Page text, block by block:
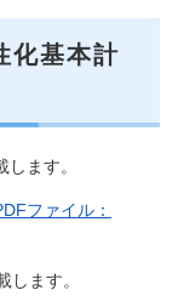
化基本計
ます。
ファイル：
ます。